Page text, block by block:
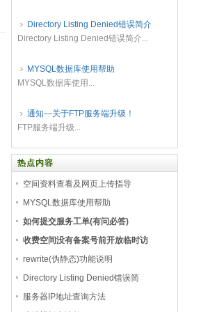
Directory Listing Denied错误简介
Directory Listing Denied错误简介...
MYSQL数据库使用帮助
MYSQL数据库使用...
通知—关于FTP服务端升级！
FTP服务端升级...
热点内容
空间资料查看及网页上传指导
MYSQL数据库使用帮助
如何提交服务工单(有问必答)
收费空间没有备案号前开放临时访
rewrite(伪静态)功能说明
Directory Listing Denied错误简
服务器IP地址查询方法